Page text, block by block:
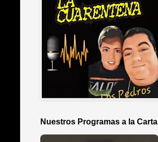
Nuestros Programas a la Carta